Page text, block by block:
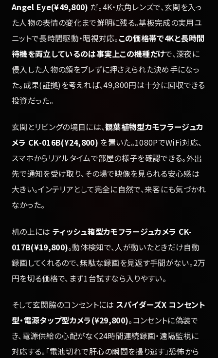
Angel Eye(¥49,800) だ。4K・広角レンズで、玄関を入っ
た人物の表情の変化まで鮮明に残る。基板完成の実用ユ
ニットで長時間駆動・暗視対応。この価格帯で4Kと長時間
待機を両立しているのは事実上この機種だけで、深夜に
侵入した人物の顔をブレずに押さえられた決め手になっ
た。成果(証拠)を考えれば、49,800円は十分に回収できる
投資だった。
玄関とリビングの境目には、観葉植物型カモフラージュカ
メラ CK-016B(¥24,800) を置いた。1080PでWiFi対応、
スマホからリアルタイムで部屋の様子を確認できる。外出
先で通知を受け取り、その場で映像を見られる安心感は
大きい。インテリアとして完全に自然で、来客にも気づかれ
なかった。
机の上には ティッシュ箱型カモフラージュカメラ CK-
017B(¥19,800)。動体検知で、人が動いたときだけ自動
録画してくれるので、無駄な録画を見返す手間がない。2万
円を切る価格で、まず1台試すなら入りやすい。
そして玄関脇のコンセントには スパイダーズX コンセント
型・電源タップ型カメラ(¥29,800)。コンセントに偽装で
き、電源供給の心配がなく24時間連続録画・遠隔監視に
対応する。「電池切れで肝心の瞬間を撮り逃す」恐怖から